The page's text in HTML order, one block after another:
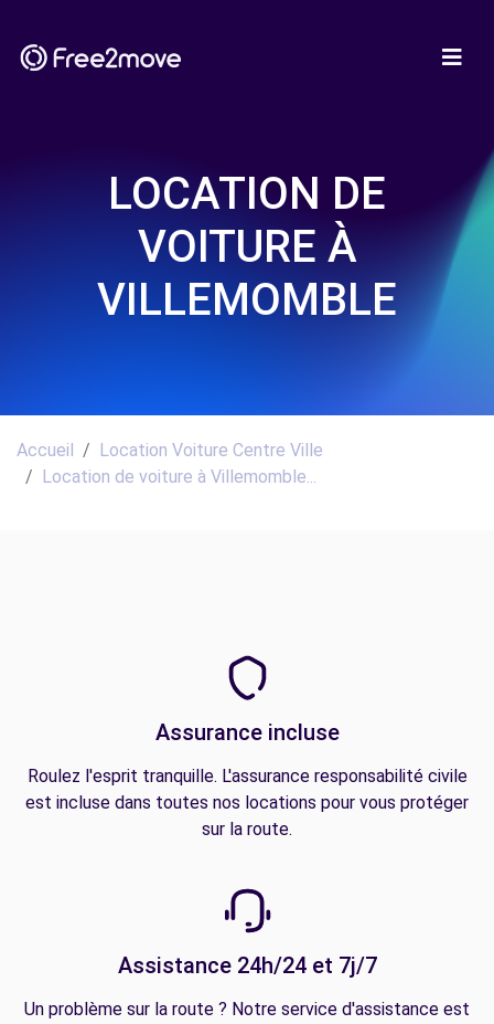
LOCATION DE
VOITURE À
VILLEMOMBLE
Accueil
Location Voiture Centre Ville
Location de voiture à Villemomble...
Assurance incluse
Roulez l'esprit tranquille. L'assurance responsabilité civile
est incluse dans toutes nos locations pour vous protéger
sur la route.
Assistance 24h/24 et 7j/7
Un problème sur la route ? Notre service d'assistance est